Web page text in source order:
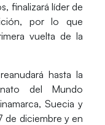
, finalizará líder de
por lo que
vuelta de la
hasta la
del Mundo
Suecia y
de diciembre y en